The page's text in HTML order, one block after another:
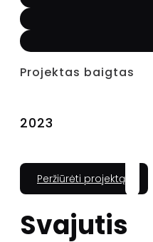
Projektas baigtas
2023
Peržiūrėti projektą
Svajutis